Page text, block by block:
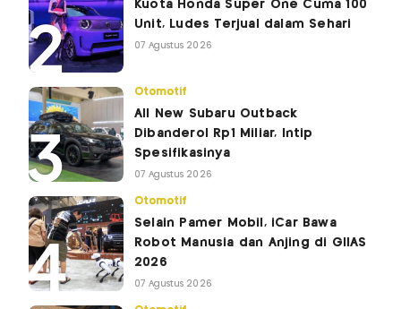
Kuota Honda Super One Cuma 100
Unit, Ludes Terjual dalam Sehari
07 Agustus 2026
Otomotif
All New Subaru Outback
Dibanderol Rp1 Miliar, Intip
Spesifikasinya
07 Agustus 2026
Otomotif
Selain Pamer Mobil, iCar Bawa
Robot Manusia dan Anjing di GIIAS
2026
07 Agustus 2026